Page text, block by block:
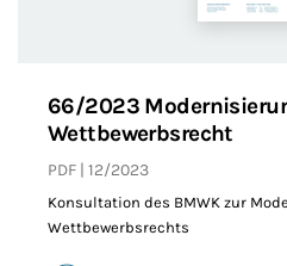
66/2023
Wettbewerbsrecht
PDF 12/2023
Konsultation des BMWK zur
Wettbewerbsrechts